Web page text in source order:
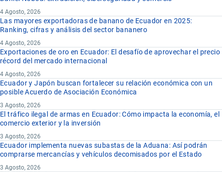
4 Agosto, 2026
Las mayores exportadoras de banano de Ecuador en 2025:
Ranking, cifras y análisis del sector bananero
4 Agosto, 2026
Exportaciones de oro en Ecuador: El desafío de aprovechar el precio
récord del mercado internacional
4 Agosto, 2026
Ecuador y Japón buscan fortalecer su relación económica con un
posible Acuerdo de Asociación Económica
3 Agosto, 2026
El tráfico ilegal de armas en Ecuador: Cómo impacta la economía, el
comercio exterior y la inversión
3 Agosto, 2026
Ecuador implementa nuevas subastas de la Aduana: Así podrán
comprarse mercancías y vehículos decomisados por el Estado
3 Agosto, 2026